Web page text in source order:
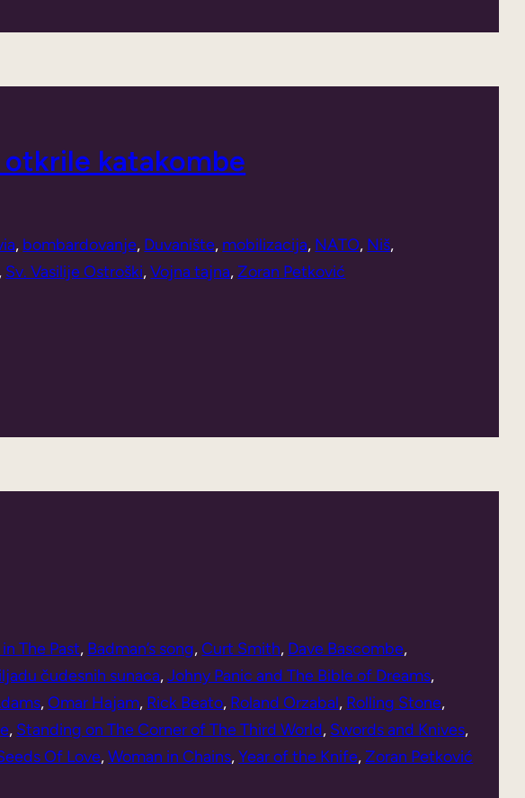
otkrile katakombe
, bombardovanje, Duvanište, mobilizacija, NATO, Niš,
, Sv. Vasilije Ostroški, Vojna tajna, Zoran Petković
The Past, Badman’s song, Curt Smith, Dave Bascombe,
čudesnih sunaca, Johny Panic and The Bible of Dreams,
, Omar Hajam, Rick Beato, Roland Orzabal, Rolling Stone,
, Standing on The Corner of The Third World, Swords and Knives,
Of Love, Woman in Chains, Year of the Knife, Zoran Petković